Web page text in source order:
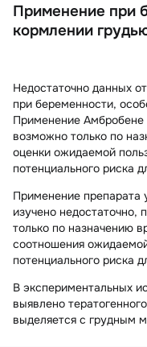
Применение при
кормлении
Недостаточно данных
при беременности,
Применение Амбробене
возможно только по
оценки ожидаемой
потенциального риска
Применение препарата
изучено
только по назначению
соотношения
потенциального риска
В экспериментальных
выявлено
выделяется с грудным